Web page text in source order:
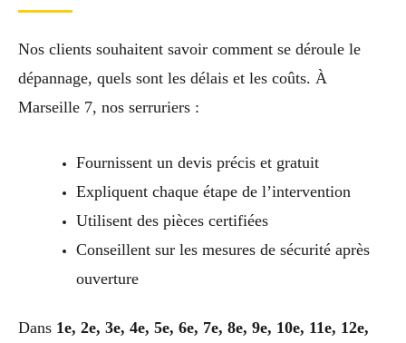
Nos clients souhaitent savoir comment se déroule le
dépannage, quels sont les délais et les coûts. À
Marseille 7, nos serruriers :
Fournissent un devis précis et gratuit
Expliquent chaque étape de l’intervention
Utilisent des pièces certifiées
Conseillent sur les mesures de sécurité après
ouverture
Dans 1e, 2e, 3e, 4e, 5e, 6e, 7e, 8e, 9e, 10e, 11e, 12e,